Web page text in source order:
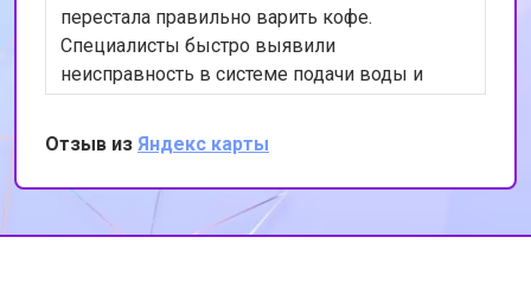
перестала правильно варить кофе.
Специалисты быстро выявили
неисправность в системе подачи воды и
устранили её. Теперь моя кофемашина
работает как новая. Я очень довольна
качеством обслуживания и
профессионализмом сотрудников. Спасибо
за вашу работу!
Отзыв из Яндекс карты